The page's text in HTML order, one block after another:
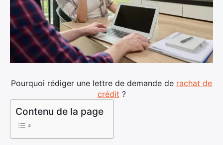
Pourquoi rédiger une lettre de demande de rachat de
crédit ?
Contenu de la page